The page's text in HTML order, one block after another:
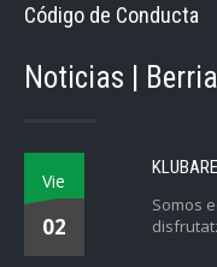
Código de Conducta
Noticias |
Vie
02
Somos